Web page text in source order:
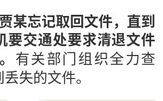
贾某忘记取回文件，直到
要交通处要求清退文件
有关部门组织全力查
失的文件。